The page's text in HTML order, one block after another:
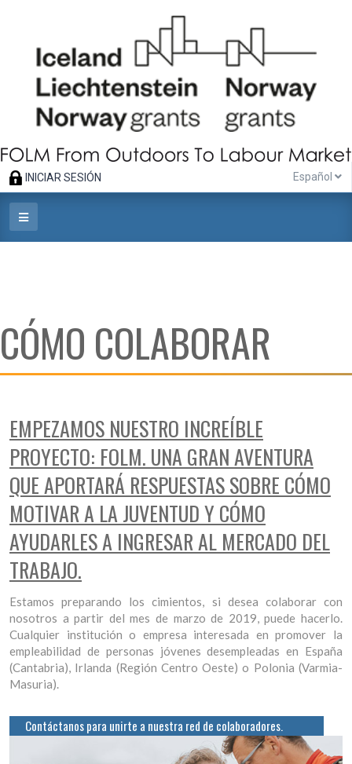
INICIAR SESIÓN Español
CÓMO COLABORAR
EMPEZAMOS NUESTRO INCREÍBLE
PROYECTO: FOLM. UNA GRAN AVENTURA
QUE APORTARÁ RESPUESTAS SOBRE CÓMO
MOTIVAR A LA JUVENTUD Y CÓMO
AYUDARLES A INGRESAR AL MERCADO DEL
TRABAJO.
Estamos preparando los cimientos, si desea colaborar con
nosotros a partir del mes de marzo de 2019, puede hacerlo.
Cualquier institución o empresa interesada en promover la
empleabilidad de personas jóvenes desempleadas en España
(Cantabria), Irlanda (Región Centro Oeste) o Polonia (Varmia-
Masuria).
Contáctanos para unirte a nuestra red de colaboradores.